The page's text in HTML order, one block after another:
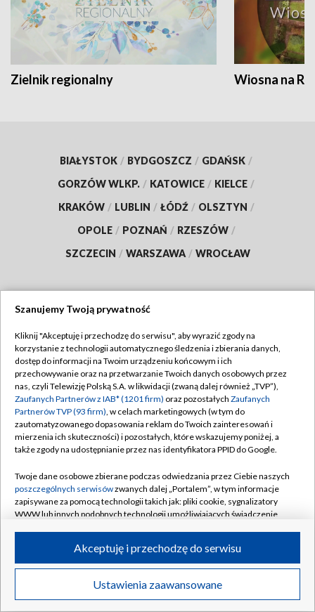
Zielnik regionalny Wiosna na
BIAŁYSTOK / BYDGOSZCZ / GDAŃSK /
GORZÓW WLKP. / KATOWICE / KIELCE /
KRAKÓW / LUBLIN / ŁÓDŹ / OLSZTYN /
OPOLE / POZNAŃ / RZESZÓW /
SZCZECIN / WARSZAWA / WROCŁAW
TVP
Abonament TVP
Emisja w TVP
Centrum informacji TVP
Naziemna Telewizja Cyfrowa
Rada Programowa
System NOS
Informacje o nadawcy
Program dla prasy
Ogłoszenie przetargowe
Regulamin TVP
Polityka prywatności
Moje zgody
Pomoc
Kontakt
Kanały
©2026 Telewizja Polska S.A. w likwidacji
Szanujemy Twoją prywatność
Kliknij "Akceptuję i przechodzę do serwisu", aby wyrazić zgody na
korzystanie z technologii automatycznego śledzenia i zbierania danych,
dostęp do informacji na Twoim urządzeniu końcowym i ich
przechowywanie oraz na przetwarzanie Twoich danych osobowych przez
nas, czyli Telewizję Polską S.A. w likwidacji (zwaną dalej również „TVP”),
Zaufanych Partnerów z IAB* (1201 firm) oraz pozostałych Zaufanych
Partnerów TVP (93 firm), w celach marketingowych (w tym do
zautomatyzowanego dopasowania reklam do Twoich zainteresowań i
mierzenia ich skuteczności) i pozostałych, które wskazujemy poniżej, a
także zgody na udostępnianie przez nas identyfikatora PPID do Google.
Twoje dane osobowe zbierane podczas odwiedzania przez Ciebie naszych
poszczególnych serwisówzwanych dalej „Portalem”, w tym informacje
zapisywane za pomocą technologii takich jak: pliki cookie, sygnalizatory
WWW lub innych podobnych technologii umożliwiających świadczenie
ruchu w Internecie.
Twoje dane osobowe zbierane podczas odwiedzania przez Ciebie
poszczególnych serwisówna Portalu, takie jak adresy IP, identyfikatory
Ustawienia zaawansowane
Akceptuję i przechodzę do serwisu